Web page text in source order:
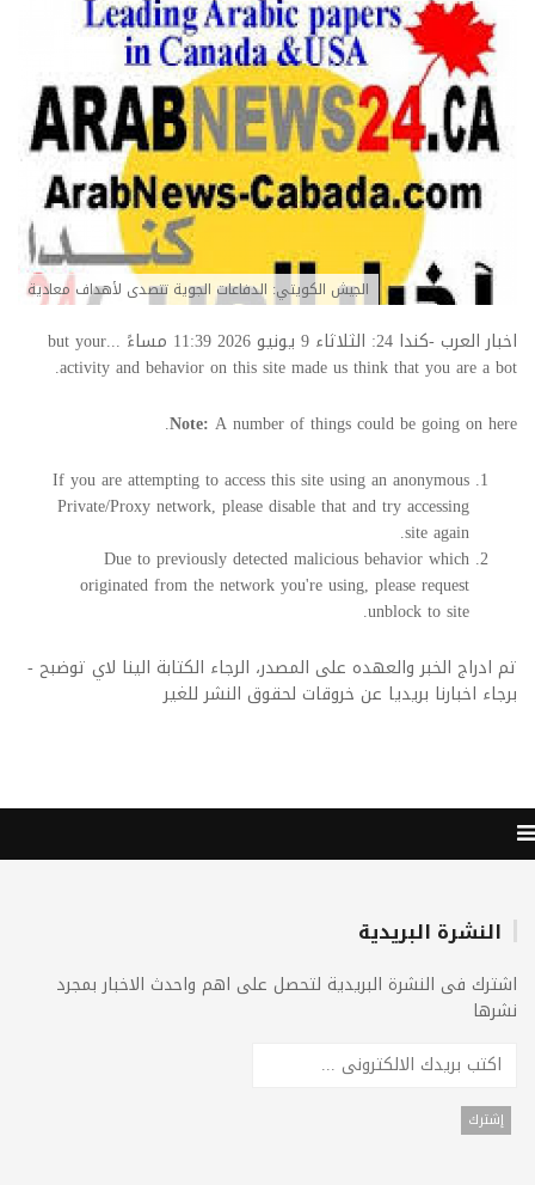
الجيش الكويتي: الدفاعات الجوية تتصدى لأهداف معادية
اخبار العرب -كندا 24: الثلاثاء 9 يونيو 2026 11:39 مساءً ...but your
activity and behavior on this site made us think that you are a bot.
Note: A number of things could be going on here.
If you are attempting to access this site using an anonymous
Private/Proxy network, please disable that and try accessing
site again.
Due to previously detected malicious behavior which
originated from the network you're using, please request
unblock to site.
تم ادراج الخبر والعهده على المصدر، الرجاء الكتابة الينا لاي توضبح -
برجاء اخبارنا بريديا عن خروقات لحقوق النشر للغير
النشرة البريدية
اشترك فى النشرة البريدية لتحصل على اهم واحدث الاخبار بمجرد
نشرها